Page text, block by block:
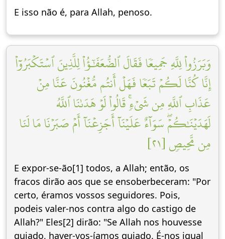
E isso não é, para Allah, penoso.
وَبَرَزُواْ لِلَّهِ جَمِيعٗا فَقَالَ ٱلضُّعَفَٰٓؤُاْ لِلَّذِينَ ٱسۡتَكۡبَرُوٓاْ
إِنَّا كُنَّا لَكُمۡ تَبَعٗا فَهَلۡ أَنتُم مُّغۡنُونَ عَنَّا مِنۡ
عَذَابِ ٱللَّهِ مِن شَيۡءٖۚ قَالُواْ لَوۡ هَدَىٰنَا ٱللَّهُ
لَهَدَيۡنَٰكُمۡۖ سَوَآءٌ عَلَيۡنَآ أَجَزِعۡنَآ أَمۡ صَبَرۡنَا مَا لَنَا
مِن مَّحِيصٖ [٢١]
E expor-se-ão[1] todos, a Allah; então, os
fracos dirão aos que se ensoberbeceram: "Por
certo, éramos vossos seguidores. Pois,
podeis valer-nos contra algo do castigo de
Allah?" Eles[2] dirão: "Se Allah nos houvesse
guiado, haver-vos-íamos guiado. É-nos igual